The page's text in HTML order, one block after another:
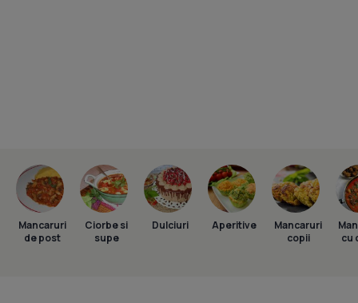
Mancaruri
de post
Ciorbe si
supe
Dulciuri Aperitive
Mancaruri
copii
cu